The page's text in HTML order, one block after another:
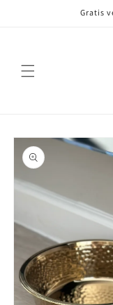
Gratis
direct naar